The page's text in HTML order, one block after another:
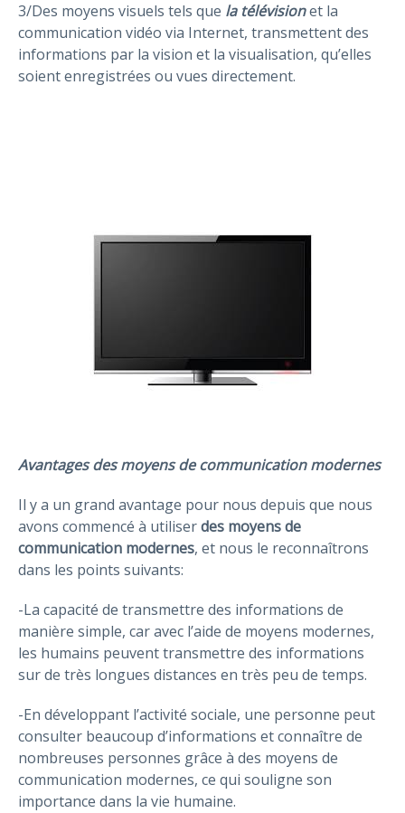
3/Des moyens visuels tels que la télévisionet la
communication vidéo via Internet, transmettent des
informations par la vision et la visualisation, qu’elles
soient enregistrées ou vues directement.
Avantages des moyens de communication modernes
Il y a un grand avantage pour nous depuis que nous
avons commencé à utiliserdes moyens de
communication modernes, et nous le reconnaîtrons
dans les points suivants:
-La capacité de transmettre des informations de
manière simple, car avec l’aide de moyens modernes,
les humains peuvent transmettre des informations
sur de très longues distances en très peu de temps.
-En développant l’activité sociale, une personne peut
consulter beaucoup d’informations et connaître de
nombreuses personnes grâce à des moyens de
communication modernes, ce qui souligne son
importance dans la vie humaine.